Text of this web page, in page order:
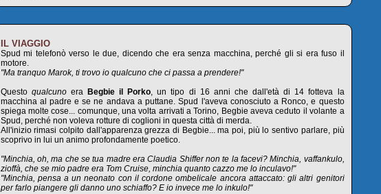
IL VIAGGIO
Spud mi telefonò verso le due, dicendo che era senza macchina, perché gli si era fuso il
motore.
"Ma tranquo Marok, ti trovo io qualcunoche ci passa a prendere!"
Questo qualcunoera Begbie il Porko, un tipo di 16 anni che dall'età di 14 fotteva la
macchina al padre e se ne andava a puttane. Spud l'aveva conosciuto a Ronco, e questo
spiega molte cose... comunque, una volta arrivati a Torino, Begbie aveva ceduto il volante a
Spud, perché non voleva rotture di coglioni in questa città di merda.
All'inizio rimasi colpito dall'apparenza grezza di Begbie... ma poi, più lo sentivo parlare, più
scoprivo in lui un animo profondamente poetico.
"Minchia, oh, ma che se tua madre era Claudia Shiffer non te la facevi? Minchia, vaffankulo,
zioffà, che se mio padre era Tom Cruise, minchia quanto cazzo me lo inculavo!"
"Minchia, pensa a un neonato con il cordone ombelicale ancora attaccato: gli altri genitori
per farlo piangere gli danno uno schiaffo? E io invece me lo inkulo!"